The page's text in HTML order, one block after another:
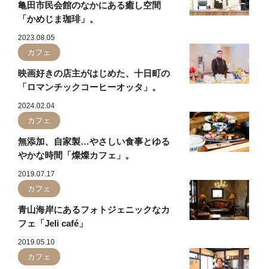
亀田市民会館のなかにある癒し空間
「かめじま珈琲」。
2023.08.05
カフェ
映画好きの店主がはじめた、十日町の
「ロマンチックコーヒーオッタ」。
2024.02.04
カフェ
無添加、自家製…やさしい食事とゆる
やかな時間「燦燦カフェ」。
2019.07.17
カフェ
青山海岸にあるフォトジェニックなカ
フェ「Jeli café」
2019.05.10
カフェ